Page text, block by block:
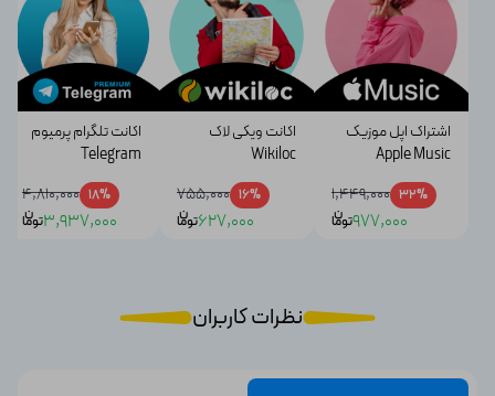
اشتراک اپل موزیک
Apple Music
32%
1,449,000
977,000توما
ن
اکانت ویکی لاک
Wikiloc
16%
755,000
627,000توما
ن
اکانت تلگرام پرمیوم
Telegram
Premium
18%
4,810,000
3,937,000توما
ن
نظرات کاربران